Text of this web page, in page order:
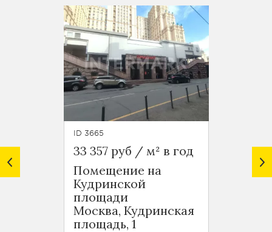
ID 3665
33 357 руб / м² в год
Помещение на
Кудринской
площади
Москва, Кудринская
площадь, 1
31